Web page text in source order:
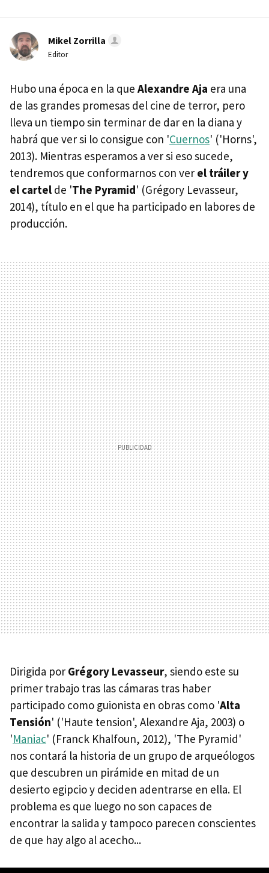
Mikel Zorrilla
Editor
Hubo una época en la que Alexandre Aja era una
de las grandes promesas del cine de terror, pero
lleva un tiempo sin terminar de dar en la diana y
habrá que ver si lo consigue con 'Cuernos' ('Horns',
2013). Mientras esperamos a ver si eso sucede,
tendremos que conformarnos con ver el tráiler y
el cartel de 'The Pyramid' (Grégory Levasseur,
2014), título en el que ha participado en labores de
producción.
Dirigida por Grégory Levasseur, siendo este su
primer trabajo tras las cámaras tras haber
participado como guionista en obras como 'Alta
Tensión' ('Haute tension', Alexandre Aja, 2003) o
'Maniac' (Franck Khalfoun, 2012), 'The Pyramid'
nos contará la historia de un grupo de arqueólogos
que descubren un pirámide en mitad de un
desierto egipcio y deciden adentrarse en ella. El
problema es que luego no son capaces de
encontrar la salida y tampoco parecen conscientes
de que hay algo al acecho...